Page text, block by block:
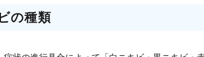
の種類